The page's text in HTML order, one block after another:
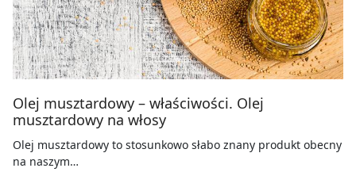
Olej musztardowy – właściwości. Olej
musztardowy na włosy
Olej musztardowy to stosunkowo słabo znany produkt obecny
na naszym…